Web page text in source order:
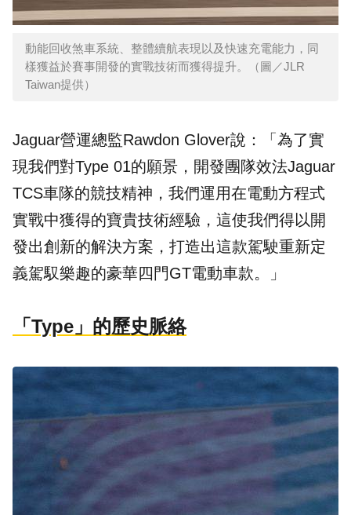
動能回收煞車系統、整體續航表現以及快速充電能力，同
樣獲益於賽事開發的實戰技術而獲得提升。（圖／JLR
Taiwan提供）
Jaguar營運總監Rawdon Glover說：「為了實
現我們對Type 01的願景，開發團隊效法Jaguar
TCS車隊的競技精神，我們運用在電動方程式
實戰中獲得的寶貴技術經驗，這使我們得以開
發出創新的解決方案，打造出這款駕駛重新定
義駕馭樂趣的豪華四門GT電動車款。」
「Type」的歷史脈絡